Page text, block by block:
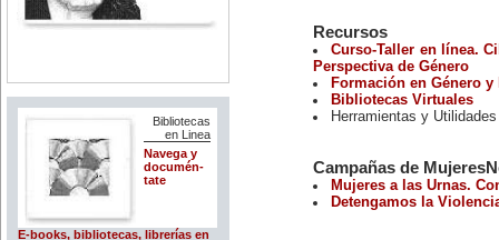
Bibliotecas
en Linea
Navega y
documén-
tate
E-books, bibliotecas, librerías en
Recursos
Curso-Taller en línea.
Perspectiva de Género
Formación en Género
Bibliotecas Virtuales
Herramientas y Utilidades
Campañas de
Mujeres a las Urnas.
Detengamos la